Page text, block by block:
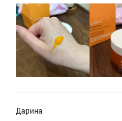
Дарина